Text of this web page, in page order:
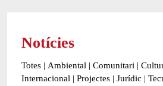
Notícies
Totes | Ambiental | Comunitari |
Internacional | Projectes | Jurídic |